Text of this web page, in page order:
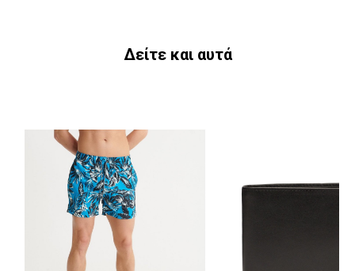
Δείτε και αυτά